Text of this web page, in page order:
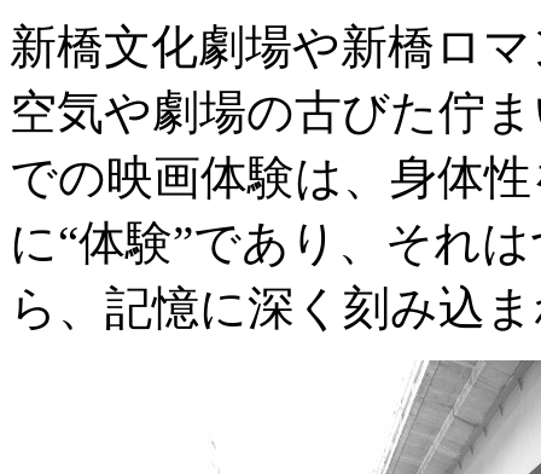
新橋文化劇場や新橋ロ
空気や劇場の古びた佇
での映画体験は、身体
に“体験”であり、それ
ら、記憶に深く刻み込